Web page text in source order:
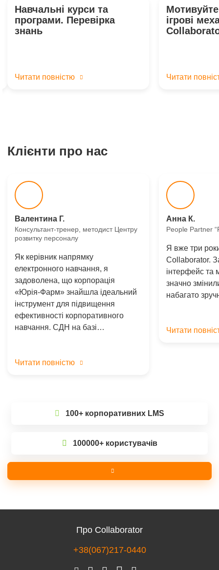
Навчальні курси та
програми. Перевірка
знань
Читати повністю
ігрові
Читати
Клієнти про нас
Валентина Г.
Консультант-тренер, методист Центру
розвитку персоналу
Як керівник напрямку
електронного навчання, я
задоволена, що корпорація
«Юрія-Фарм» знайшла ідеальний
інструмент для підвищення
ефективності корпоративного
навчання. СДН на базі…
Читати повністю
Анна К.
People Partner
Я вже три
Collaborator.
інтерфейс та
значно
набагато
Читати
100+ корпоративних LMS
100000+ користувачів
Про Collaborator
+38(067)217-0440